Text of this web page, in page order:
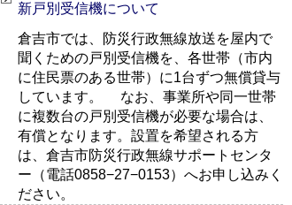
新戸別受信機について
倉吉市では、防災行政無線放送を屋内で
聞くための戸別受信機を、各世帯（市内
に住民票のある世帯）に1台ずつ無償貸与
しています。 なお、事業所や同一世帯
に複数台の戸別受信機が必要な場合は、
有償となります。設置を希望される方
は、倉吉市防災行政無線サポートセンタ
ー（電話0858−27−0153）へお申し込みく
ださい。